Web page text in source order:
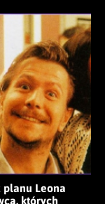
planu Leona
których